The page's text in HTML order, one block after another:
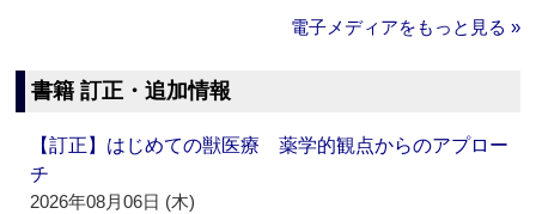
電子メディアをもっと見る »
書籍 訂正・追加情報
【訂正】はじめての獣医療 薬学的観点からのアプロー
チ
2026年08月06日 (木)